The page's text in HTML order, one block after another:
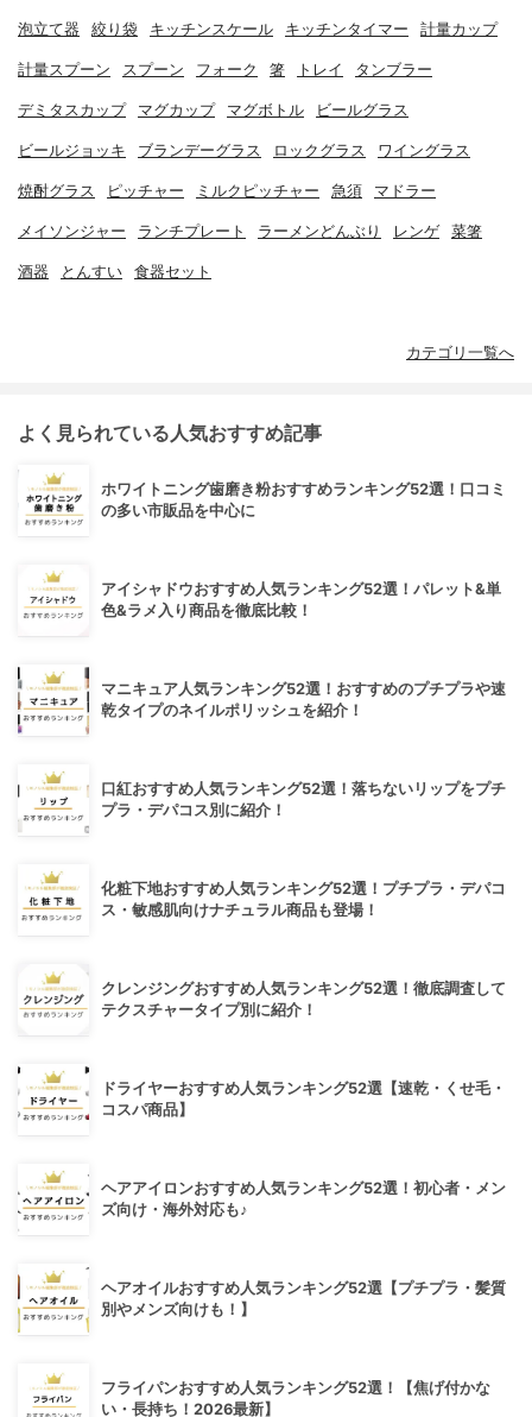
泡立て器 絞り袋 キッチンスケール キッチンタイマー 計量カップ
計量スプーン スプーン フォーク 箸 トレイ タンブラー
デミタスカップ マグカップ マグボトル ビールグラス
ビールジョッキ ブランデーグラス ロックグラス ワイングラス
焼酎グラス ピッチャー ミルクピッチャー 急須 マドラー
メイソンジャー ランチプレート ラーメンどんぶり レンゲ 菜箸
酒器 とんすい 食器セット
カテゴリ一覧へ
よく見られている人気おすすめ記事
ホワイトニング歯磨き粉おすすめランキング52選！口コミ
の多い市販品を中心に
アイシャドウおすすめ人気ランキング52選！パレット&単
色&ラメ入り商品を徹底比較！
マニキュア人気ランキング52選！おすすめのプチプラや速
乾タイプのネイルポリッシュを紹介！
口紅おすすめ人気ランキング52選！落ちないリップをプチ
プラ・デパコス別に紹介！
化粧下地おすすめ人気ランキング52選！プチプラ・デパコ
ス・敏感肌向けナチュラル商品も登場！
クレンジングおすすめ人気ランキング52選！徹底調査して
テクスチャータイプ別に紹介！
ドライヤーおすすめ人気ランキング52選【速乾・くせ毛・
コスパ商品】
ヘアアイロンおすすめ人気ランキング52選！初心者・メン
ズ向け・海外対応も♪
ヘアオイルおすすめ人気ランキング52選【プチプラ・髪質
別やメンズ向けも！】
フライパンおすすめ人気ランキング52選！【焦げ付かな
い・長持ち！2026最新】